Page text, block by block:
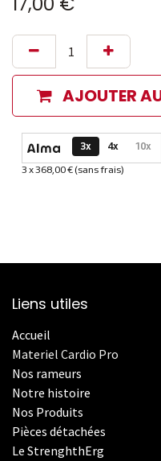
AJOUTER
Options de paiement
3x 4x 10x
Informations sur le plan
3 x 368,00 € (sans frais)
Liens utiles
Accueil
Materiel Cardio Pro
Nos rameurs
Notre histoire
Nos Produits
Pièces détachées
Le StrenghthErg